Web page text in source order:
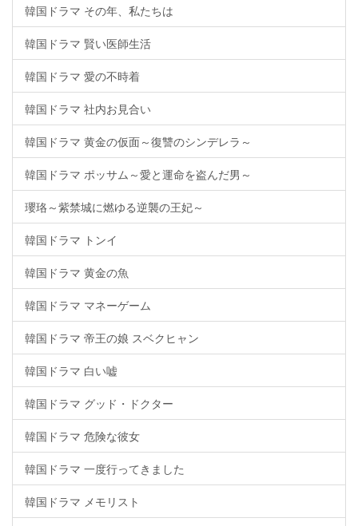
韓国ドラマ その年、私たちは
韓国ドラマ 賢い医師生活
韓国ドラマ 愛の不時着
韓国ドラマ 社内お見合い
韓国ドラマ 黄金の仮面～復讐のシンデレラ～
韓国ドラマ ポッサム～愛と運命を盗んだ男～
瓔珞～紫禁城に燃ゆる逆襲の王妃～
韓国ドラマ トンイ
韓国ドラマ 黄金の魚
韓国ドラマ マネーゲーム
韓国ドラマ 帝王の娘 スベクヒャン
韓国ドラマ 白い嘘
韓国ドラマ グッド・ドクター
韓国ドラマ 危険な彼女
韓国ドラマ 一度行ってきました
韓国ドラマ メモリスト